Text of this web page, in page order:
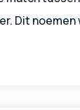
Dit noemen